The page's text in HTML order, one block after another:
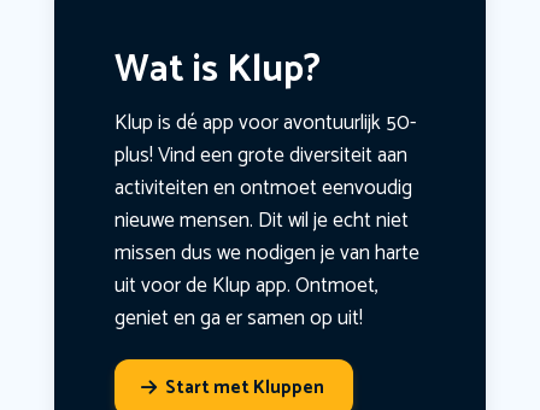
Wat is Klup?
Klup is dé app voor avontuurlijk 50-
plus! Vind een grote diversiteit aan
activiteiten en ontmoet eenvoudig
nieuwe mensen. Dit wil je echt niet
missen dus we nodigen je van harte
uit voor de Klup app. Ontmoet,
geniet en ga er samen op uit!
Start met Kluppen